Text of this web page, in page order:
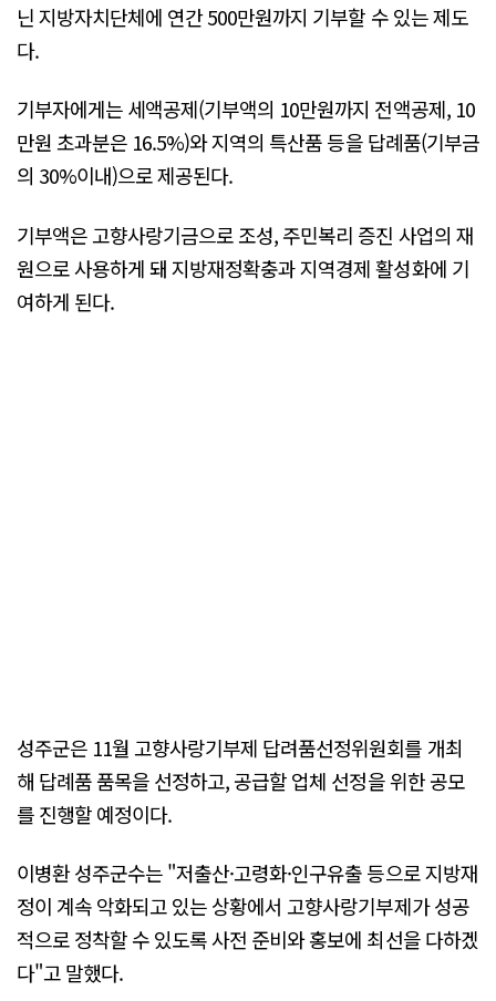
닌 지방자치단체에 연간 500만원까지 기부할 수 있는 제도
다.
기부자에게는 세액공제(기부액의 10만원까지 전액공제, 10
만원 초과분은 16.5%)와 지역의 특산품 등을 답례품(기부금
의 30%이내)으로 제공된다.
기부액은 고향사랑기금으로 조성, 주민복리 증진 사업의 재
원으로 사용하게 돼 지방재정확충과 지역경제 활성화에 기
여하게 된다.
성주군은 11월 고향사랑기부제 답려품선정위원회를 개최
해 답례품 품목을 선정하고, 공급할 업체 선정을 위한 공모
를 진행할 예정이다.
이병환 성주군수는 "저출산·고령화·인구유출 등으로 지방재
정이 계속 악화되고 있는 상황에서 고향사랑기부제가 성공
적으로 정착할 수 있도록 사전 준비와 홍보에 최선을 다하겠
다"고 말했다.